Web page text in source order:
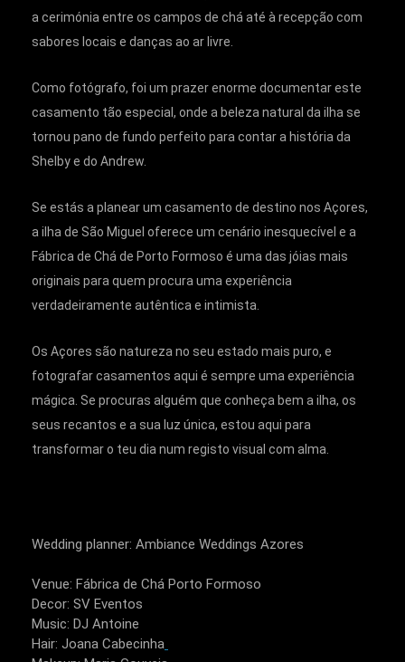
a cerimónia entre os campos de chá até à recepção com
sabores locais e danças ao ar livre.
Como fotógrafo, foi um prazer enorme documentar este
casamento tão especial, onde a beleza natural da ilha se
tornou pano de fundo perfeito para contar a história da
Shelby e do Andrew.
Se estás a planear um casamento de destino nos Açores,
a ilha de São Miguel oferece um cenário inesquecível e a
Fábrica de Chá de Porto Formoso é uma das jóias mais
originais para quem procura uma experiência
verdadeiramente autêntica e intimista.
Os Açores são natureza no seu estado mais puro, e
fotografar casamentos aqui é sempre uma experiência
mágica. Se procuras alguém que conheça bem a ilha, os
seus recantos e a sua luz única, estou aqui para
transformar o teu dia num registo visual com alma.
Wedding planner: Ambiance Weddings Azores
Venue: Fábrica de Chá Porto Formoso
Decor: SV Eventos
Music: DJ Antoine
Hair: Joana Cabecinha